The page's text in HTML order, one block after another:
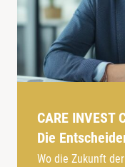
CARE INVEST
Die
Wo die Zukunft